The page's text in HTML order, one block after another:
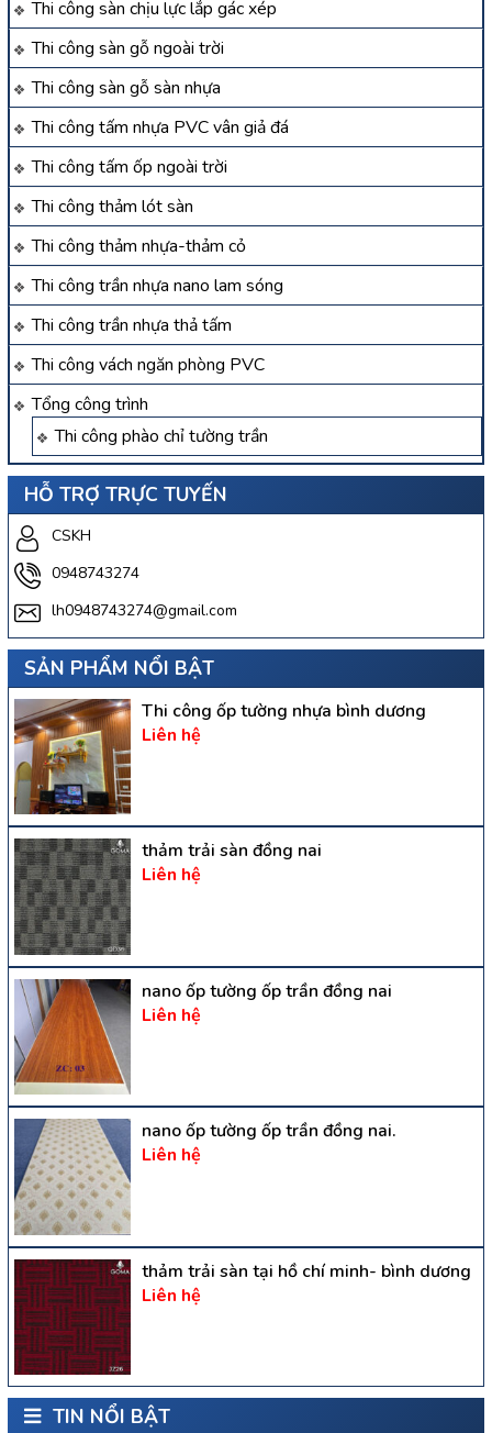
Thi công sàn chịu lực lắp gác xép
Thi công sàn gỗ ngoài trời
Thi công sàn gỗ sàn nhựa
Thi công tấm nhựa PVC vân giả đá
Thi công tấm ốp ngoài trời
Thi công thảm lót sàn
Thi công thảm nhựa-thảm cỏ
Thi công trần nhựa nano lam sóng
Thi công trần nhựa thả tấm
Thi công vách ngăn phòng PVC
Tổng công trình
Thi công phào chỉ tường trần
HỖ TRỢ TRỰC TUYẾN
CSKH
0948743274
lh0948743274@gmail.com
SẢN PHẨM NỔI BẬT
Thi công ốp tường nhựa bình dương
Liên hệ
thảm trải sàn đồng nai
Liên hệ
nano ốp tường ốp trần đồng nai
Liên hệ
nano ốp tường ốp trần đồng nai.
Liên hệ
thảm trải sàn tại hồ chí minh- bình dương
Liên hệ
TIN NỔI BẬT